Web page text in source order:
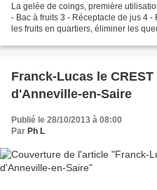
La gelée de coings, première
- Bac à fruits 3 - Réceptacle de jus 4
les fruits en quartiers, éliminer les
Franck-Lucas le
d'Anneville-en-Saire
Publié le 28/10/2013 à 08:00
Par Ph L